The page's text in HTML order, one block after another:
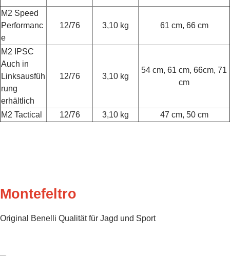
M2 Speed
Performanc
e
12/76 3,10 kg 61 cm, 66 cm
M2 IPSC
Auch in
Linksausfüh
rung
erhältlich
12/76 3,10 kg
54 cm, 61 cm, 66cm, 71
cm
M2 Tactical 12/76 3,10 kg 47 cm, 50 cm
Montefeltro
Original Benelli Qualität für Jagd und Sport